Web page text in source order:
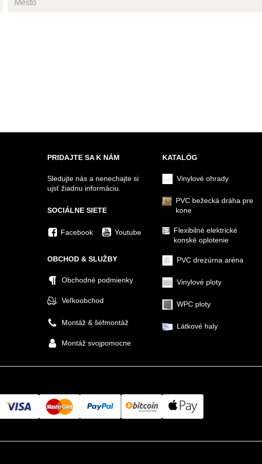
PRIDAJTE SA K NÁM
Sledujte nás a nenechajte si
ujsť žiadnu informáciu.
SOCIÁLNE SIETE
Facebook Youtube
OBCHOD & SLUŽBY
Obchodné podmienky
Veľkoobchod
Montáž & šéfmontáž
Montáž svojpomocne
KATALÓG
Vinylové ohrady
PVC bežecká dráha pre
kone
Flexibilné elektrické
konské oplotenie
PVC drezúrna aréna
Vinylové ploty
WPC ploty
Látkové haly